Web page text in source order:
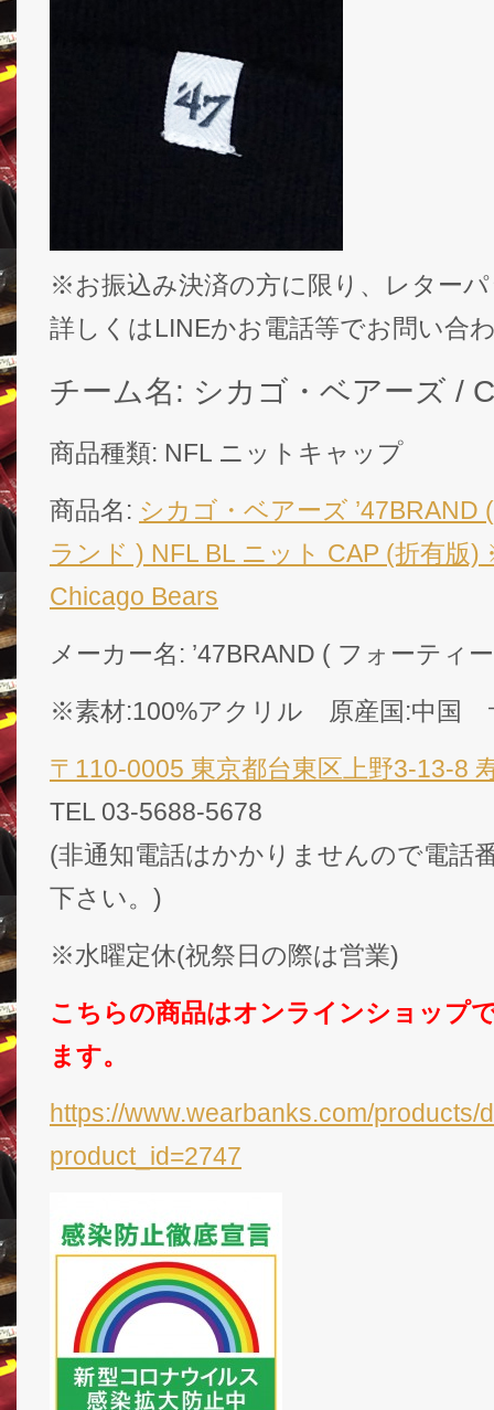
※お振込み決済の方に限り、レター
詳しくはLINEかお電話等でお問い合
チーム名: シカゴ・ベアーズ /
商品種類: NFL ニットキャップ
商品名: シカゴ・ベアーズ
ランド ) NFL BL ニット CAP (折有版
Chicago Bears
メーカー名: ’47BRAND ( フォーティ
※素材:100%アクリル 原産国:中国
〒110-0005 東京都台東区上野3-13-8
TEL 03-5688-5678
(非通知電話はかかりませんので電話
下さい。)
※水曜定休(祝祭日の際は営業)
こちらの商品はオンラインショップ
ます。
https://www.wearbanks.com/products/
product_id=2747